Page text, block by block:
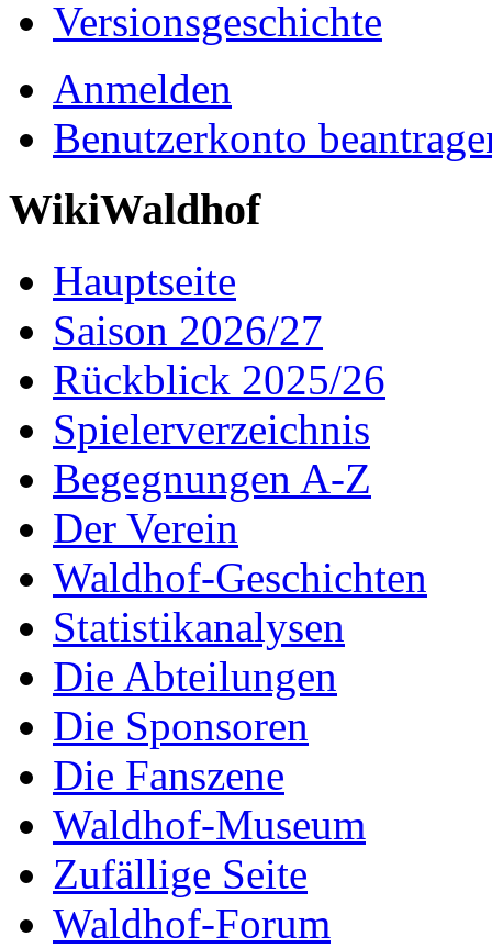
Versionsgeschichte
Anmelden
Benutzerkonto
WikiWaldhof
Hauptseite
Saison 2026/27
Rückblick 2025/26
Spielerverzeichnis
Begegnungen A-Z
Der Verein
Waldhof-Geschichten
Statistikanalysen
Die Abteilungen
Die Sponsoren
Die Fanszene
Waldhof-Museum
Zufällige Seite
Waldhof-Forum